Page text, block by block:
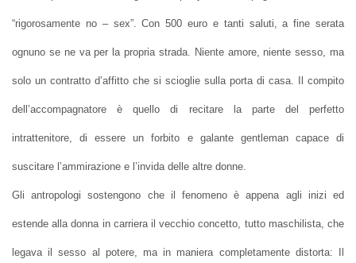
“rigorosamente no – sex”. Con 500 euro e tanti saluti, a fine serata
ognuno se ne va per la propria strada. Niente amore, niente sesso, ma
solo un contratto d’affitto che si scioglie sulla porta di casa. Il compito
dell’accompagnatore è quello di recitare la parte del perfetto
intrattenitore, di essere un forbito e galante gentleman capace di
suscitare l’ammirazione e l’invida delle altre donne.
Gli antropologi sostengono che il fenomeno è appena agli inizi ed
estende alla donna in carriera il vecchio concetto, tutto maschilista, che
legava il sesso al potere, ma in maniera completamente distorta: Il